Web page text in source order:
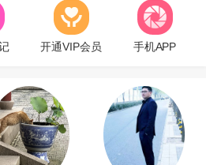
开通VIP会员 手机APP